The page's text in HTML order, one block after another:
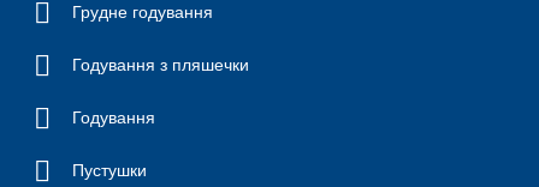
Грудне годування
Годування з пляшечки
Годування
Пустушки